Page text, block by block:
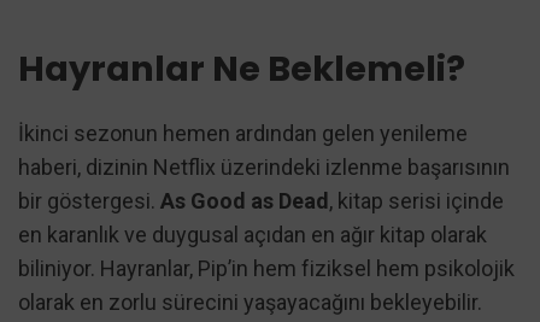
Hayranlar Ne Beklemeli?
İkinci sezonun hemen ardından gelen yenileme
haberi, dizinin Netflix üzerindeki izlenme başarısının
bir göstergesi. As Good as Dead , kitap serisi içinde
en karanlık ve duygusal açıdan en ağır kitap olarak
biliniyor. Hayranlar, Pip’in hem fiziksel hem psikolojik
olarak en zorlu sürecini yaşayacağını bekleyebilir.